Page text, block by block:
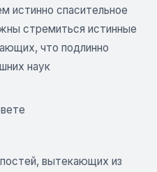
истинно спасительное
стремиться истинные
что подлинно
наук
вытекающих из